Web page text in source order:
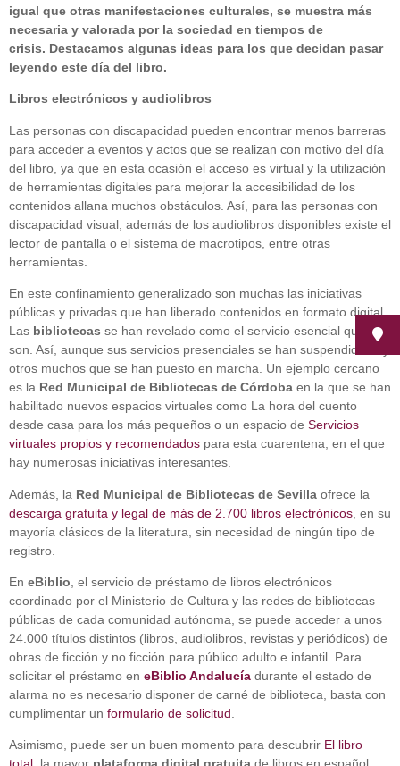
igual que otras manifestaciones culturales, se muestra más
necesaria y valorada por la sociedad en tiempos de
crisis. Destacamos algunas ideas para los que decidan pasar
leyendo este día del libro.
Libros electrónicos y audiolibros
Las personas con discapacidad pueden encontrar menos barreras
para acceder a eventos y actos que se realizan con motivo del día
del libro, ya que en esta ocasión el acceso es virtual y la utilización
de herramientas digitales para mejorar la accesibilidad de los
contenidos allana muchos obstáculos. Así, para las personas con
discapacidad visual, además de los audiolibros disponibles existe el
lector de pantalla o el sistema de macrotipos, entre otras
herramientas.
En este confinamiento generalizado son muchas las iniciativas
públicas y privadas que han liberado contenidos en formato digital.
Las bibliotecas se han revelado como el servicio esencial que
son. Así, aunque sus servicios presenciales se han suspendido hay
otros muchos que se han puesto en marcha. Un ejemplo cercano
es la Red Municipal de Bibliotecas de Córdoba en la que se han
habilitado nuevos espacios virtuales como La hora del cuento
desde casa para los más pequeños o un espacio de Servicios
virtuales propios y recomendados para esta cuarentena, en el que
hay numerosas iniciativas interesantes.
Además, la Red Municipal de Bibliotecas de Sevilla ofrece la
descarga gratuita y legal de más de 2.700 libros electrónicos , en su
mayoría clásicos de la literatura, sin necesidad de ningún tipo de
registro.
En eBiblio , el servicio de préstamo de libros electrónicos
coordinado por el Ministerio de Cultura y las redes de bibliotecas
públicas de cada comunidad autónoma, se puede acceder a unos
24.000 títulos distintos (libros, audiolibros, revistas y periódicos) de
obras de ficción y no ficción para público adulto e infantil. Para
solicitar el préstamo en eBiblio Andalucía durante el estado de
alarma no es necesario disponer de carné de biblioteca, basta con
cumplimentar un formulario de solicitud
Asimismo, puede ser un buen momento para descubrir El libro